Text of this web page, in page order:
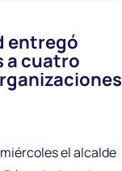
entregó
a cuatro
el alcalde